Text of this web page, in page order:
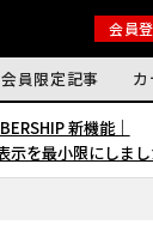
会員
会員限定記事 カ
新機能｜
示を最小限にしま